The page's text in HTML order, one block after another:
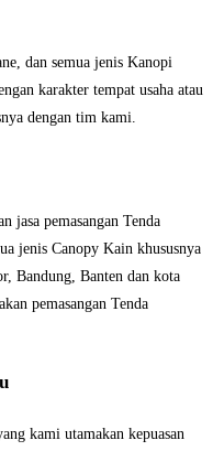
dan semua jenis Kanopi
karakter tempat usaha atau
dengan tim kami.
jasa pemasangan Tenda
jenis Canopy Kain khususnya
Bandung, Banten dan kota
pemasangan Tenda
kami utamakan kepuasan